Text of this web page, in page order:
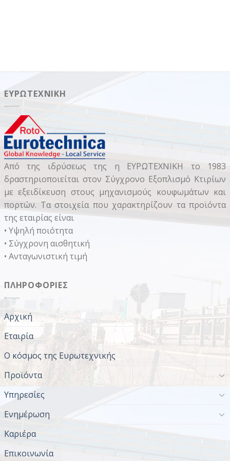
ΕΥΡΩΤΕΧΝΙΚΉ
Από της ιδρύσεως της η ΕΥΡΩΤΕΧΝΙΚΗ το 1983
δραστηριοποιείται στον Σύγχρονο Εξοπλισμό Κτιρίων
με εξειδίκευση στους μηχανισμούς κουφωμάτων και
πορτών. Τα στοιχεία που χαρακτηρίζουν τα προϊόντα
της εταιρίας είναι
• Υψηλή ποιότητα
• Σύγχρονη αισθητική
• Ανταγωνιστική τιμή
ΠΛΗΡΟΦΟΡΊΕΣ
Αρχική
Εταιρία
Ο κόσμος της Ευρωτεχνικής
Προϊόντα
Υπηρεσίες
Ενημέρωση
Καριέρα
Επικοινωνία